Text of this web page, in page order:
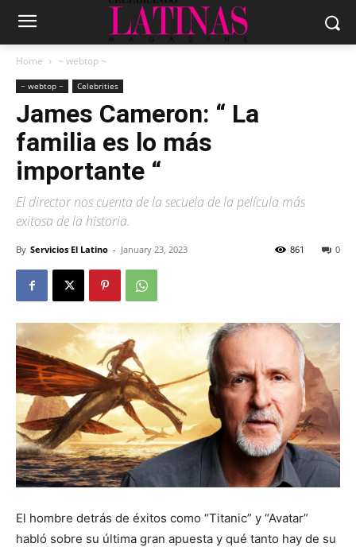
Home ~ webtop ~
~ webtop ~ Celebrities
James Cameron: “ La
familia es lo más
importante “
El director nos cuenta de la secuela de la película más
exitosa de la historia.
By Servicios El Latino - January 23, 2023 0
861
El hombre detrás de éxitos como “Titanic” y “Avatar”
habló sobre su última gran apuesta y qué tanto hay de su